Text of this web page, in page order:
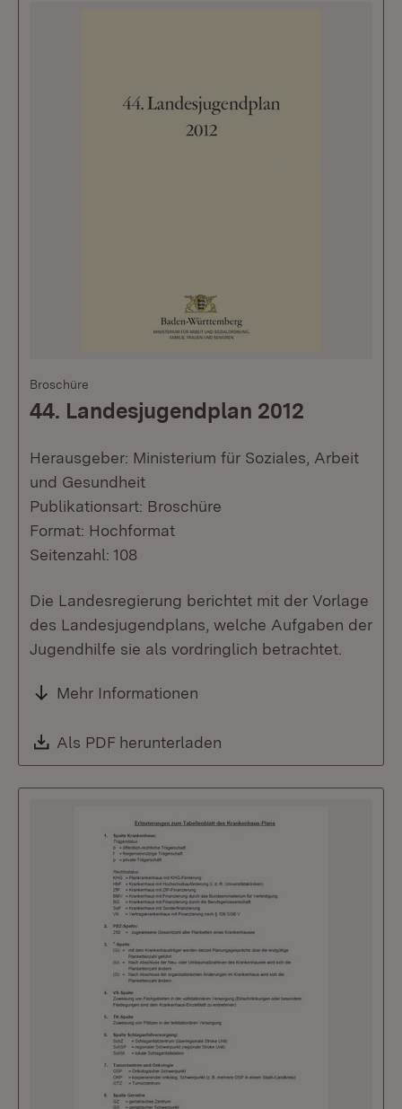
Broschüre
44. Landesjugendplan 2012
Herausgeber: Ministerium für Soziales, Arbeit
und Gesundheit
Publikationsart: Broschüre
Format: Hochformat
Seitenzahl: 108
Die Landesregierung berichtet mit der Vorlage
des Landesjugendplans, welche Aufgaben der
Jugendhilfe sie als vordringlich betrachtet.
Mehr Informationen
Download:
Als PDF herunterladen